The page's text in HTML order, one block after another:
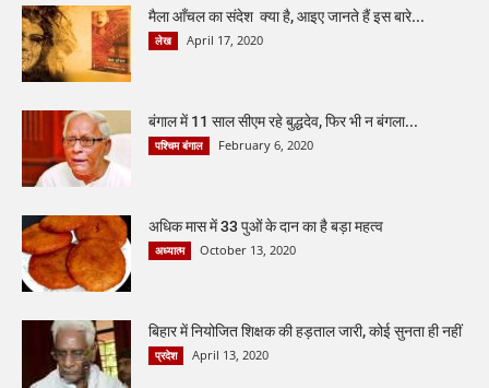
मैला आँचल का संदेश क्या है, आइए जानते हैं इस बारे...
लेख April 17, 2020
बंगाल में 11 साल सीएम रहे बुद्धदेव, फिर भी न बंगला...
पश्चिम बंगाल February 6, 2020
अधिक मास में 33 पुओं के दान का है बड़ा महत्व
अध्यात्म October 13, 2020
बिहार में नियोजित शिक्षक की हड़ताल जारी, कोई सुनता ही नहीं
प्रदेश April 13, 2020